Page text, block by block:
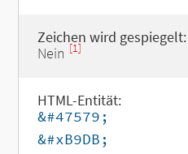
Zeichen wird gespiegelt:
Nein [1]
HTML-Entität:
&#47579;
&#xB9DB;